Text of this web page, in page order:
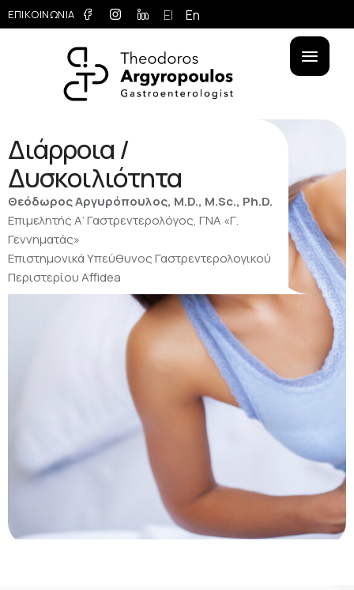
ΕΠΙΚΟΙΝΩΝΙΑ El En
Διάρροια /
Δυσκοιλιότητα
Θεόδωρος Αργυρόπουλος, M.D., M.Sc., Ph.D.
Επιμελητής Α’ Γαστρεντερολόγος, ΓΝΑ «Γ.
Γεννηματάς»
Επιστημονικά Υπεύθυνος Γαστρεντερολογικού
Περιστερίου Affidea